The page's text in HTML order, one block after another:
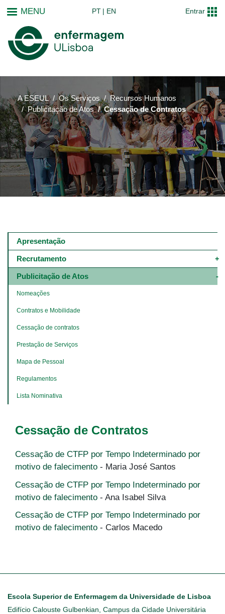
MENU PT EN Entrar
A ESEUL Os Serviços
Recursos Humanos
Publicitação de Atos
Cessação de Contratos
Cessação de Contratos
Cessação de CTFP por Tempo Indeterminado por
motivo de falecimento - Maria José Santos
Cessação de CTFP por Tempo Indeterminado por
motivo de falecimento - Ana Isabel Silva
Cessação de CTFP por Tempo Indeterminado por
motivo de falecimento - Carlos Macedo
Main
navigation
níveis
Apresentação
Recrutamento
Publicitação de Atos
Nomeações
Contratos e Mobilidade
Cessação de contratos
Prestação de Serviços
Mapa de Pessoal
Regulamentos
Lista Nominativa
Escola Superior de Enfermagem da Universidade de Lisboa
Edifício Calouste Gulbenkian, Campus da Cidade Universitária